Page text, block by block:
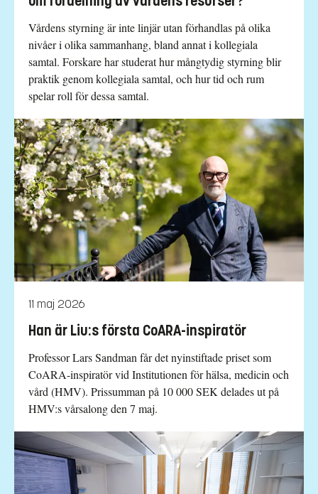
Vårdens styrning är inte linjär utan förhandlas på olika
nivåer i olika sammanhang, bland annat i kollegiala
samtal. Forskare har studerat hur mångtydig styrning blir
praktik genom kollegiala samtal, och hur tid och rum
spelar roll för dessa samtal.
11 maj 2026
Han är Liu:s första CoARA-inspiratör
Professor Lars Sandman får det nyinstiftade priset som
CoARA-inspiratör vid Institutionen för hälsa, medicin och
vård (HMV). Prissumman på 10 000 SEK delades ut på
HMV:s vårsalong den 7 maj.